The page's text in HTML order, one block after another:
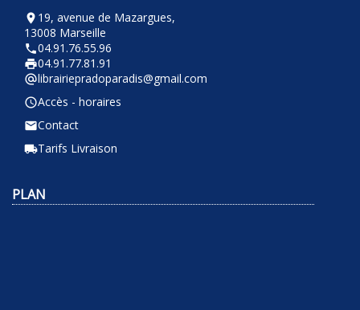
room 19, avenue de Mazargues,
13008 Marseille
phone04.91.76.55.96
local_printshop04.91.77.81.91
alternate_emaillibrairiepradoparadis@gmail.com
query_builderAccès - horaires
emailContact
local_shippingTarifs Livraison
PLAN